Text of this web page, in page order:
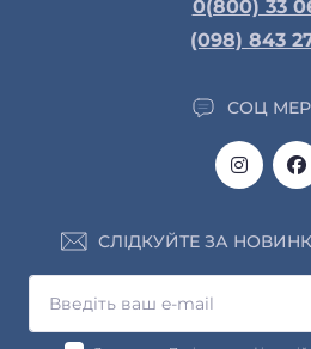
0(800) 33
(098) 843
СОЦ
СЛІДКУЙТЕ ЗА